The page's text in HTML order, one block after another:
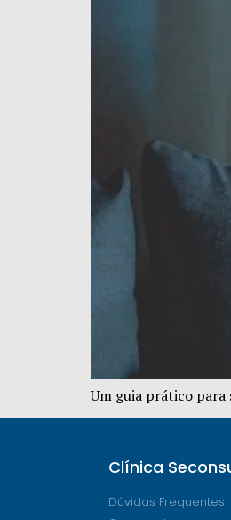
Um guia prático para
Clínica
Dúvidas Frequentes